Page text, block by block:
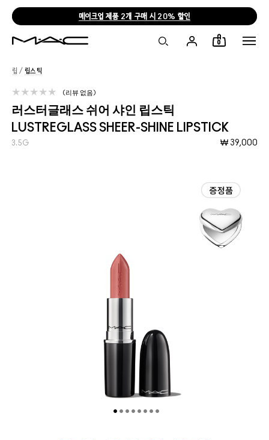
메이크업 제품 2개 구매 시 20% 할인
0
립 / 립스틱
러스터글래스 쉬어 샤인 립스틱
LUSTREGLASS SHEER-SHINE LIPSTICK
₩ 39,000
3.5G
리뷰 없음